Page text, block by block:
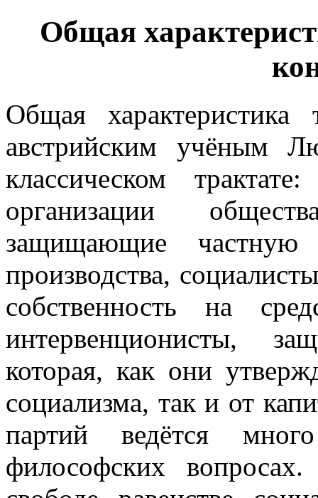
Общая
Общая
австрийским учёным
классическом
организации
защищающие частную
производства,
собственность на
интервенционисты,
которая, как они
социализма, так и от
партий ведётся
философских